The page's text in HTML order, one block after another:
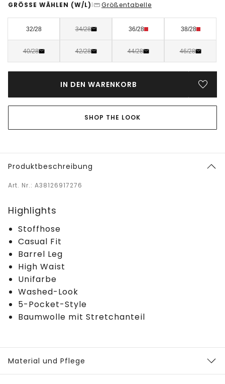
GRÖSSE WÄHLEN (W/L) | Größentabelle
32/28 34/28 36/28 38/28
40/28 42/28 44/28 46/28
IN DEN WARENKORB
SHOP THE LOOK
Produktbeschreibung
Art. Nr.: A38126917276
Highlights
Stoffhose
Casual Fit
Barrel Leg
High Waist
Unifarbe
Washed-Look
5-Pocket-Style
Baumwolle mit Stretchanteil
Material und Pflege